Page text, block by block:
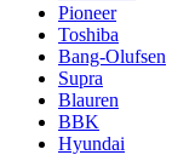
Pioneer
Toshiba
Bang-Olufsen
Supra
Blauren
BBK
Hyundai